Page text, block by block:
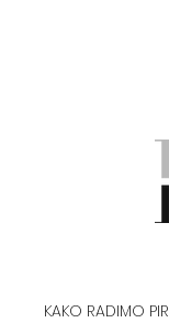
KAKO RADIMO